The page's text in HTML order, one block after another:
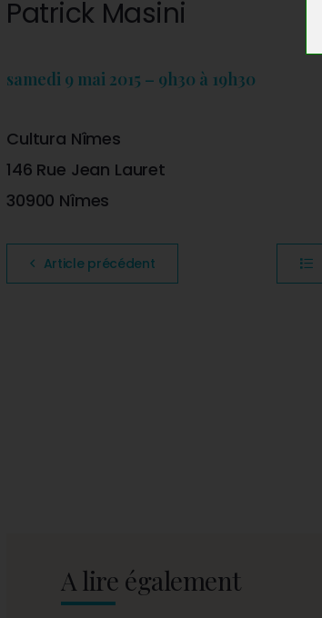
Patrick Masini
samedi 9 mai 2015 – 9h30 à 19h30
Cultura Nîmes
146 Rue Jean Lauret
30900 Nîmes
Article précédent
A lire également